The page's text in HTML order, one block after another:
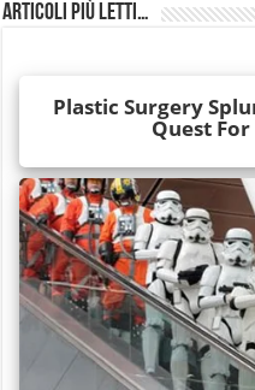
Articoli più Letti…